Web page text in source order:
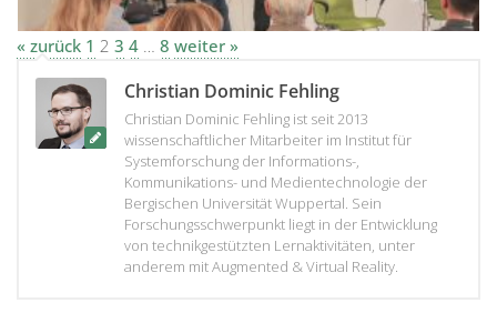
« zurück 1 2 3 4 … 8 weiter »
Christian Dominic Fehling
Christian Dominic Fehling ist seit 2013
wissenschaftlicher Mitarbeiter im Institut für
Systemforschung der Informations-,
Kommunikations- und Medientechnologie der
Bergischen Universität Wuppertal. Sein
Forschungsschwerpunkt liegt in der Entwicklung
von technikgestützten Lernaktivitäten, unter
anderem mit Augmented & Virtual Reality.